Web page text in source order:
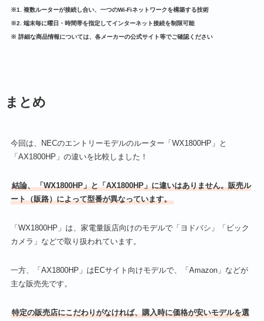
※1. 複数ルーターが接続し合い、一つのWi-Fiネットワークを構築する技術
※2. 端末毎に曜日・時間帯を指定してインターネット接続を制限可能
※ 詳細な商品情報については、各メーカーの公式サイト等でご確認ください
まとめ
今回は、NECのエントリーモデルのルーター「WX1800HP」と
「AX1800HP」の違いを比較しました！
結論、「‎WX1800HP」と「AX1800HP」に違いはありません。販売ル
ート（販路）によって型番が異なっています。
「WX1800HP」は、家電量販店向けのモデルで「ヨドバシ」「ビック
カメラ」などで取り扱われています。
一方、「AX1800HP」はECサイト向けモデルで、「Amazon」などが
主な販売先です。
特定の販売店にこだわりがなければ、購入時に価格が安いモデルを選